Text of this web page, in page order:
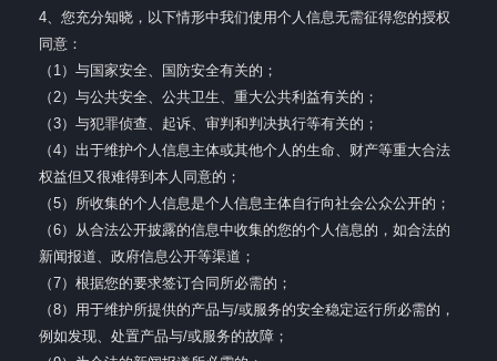
4、您充分知晓，以下情形中我们使用个人信息无需征得您的授权
同意：
（1）与国家安全、国防安全有关的；
（2）与公共安全、公共卫生、重大公共利益有关的；
（3）与犯罪侦查、起诉、审判和判决执行等有关的；
（4）出于维护个人信息主体或其他个人的生命、财产等重大合法
权益但又很难得到本人同意的；
（5）所收集的个人信息是个人信息主体自行向社会公众公开的；
（6）从合法公开披露的信息中收集的您的个人信息的，如合法的
新闻报道、政府信息公开等渠道；
（7）根据您的要求签订合同所必需的；
（8）用于维护所提供的产品与/或服务的安全稳定运行所必需的，
例如发现、处置产品与/或服务的故障；